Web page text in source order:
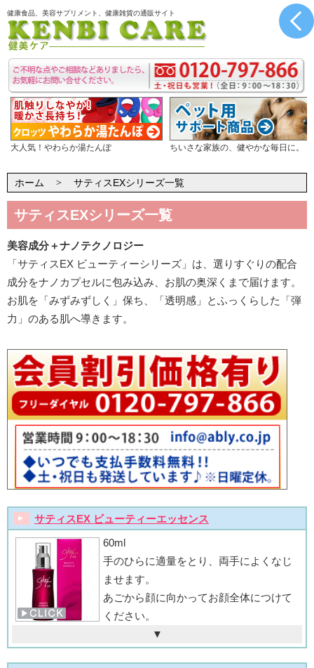
健康食品、美容サプリメント、健康雑貨の通販サイト
大人気！やわらか湯たんぽ ちいさな家族の、健やかな毎日に。
ホーム サティスEXシリーズ一覧
サティスEXシリーズ一覧
美容成分＋ナノテクノロジー
「サティスEX ビューティーシリーズ」は、選りすぐりの配合
成分をナノカプセルに包み込み、お肌の奥深くまで届けます。
お肌を「みずみずしく」保ち、「透明感」とふっくらした「弾
力」のある肌へ導きます。
サティスEX ビューティーエッセンス
60ml
手のひらに適量をとり、両手によくなじ
ませます。
あごから顔に向かってお顔全体につけて
ください。
▼